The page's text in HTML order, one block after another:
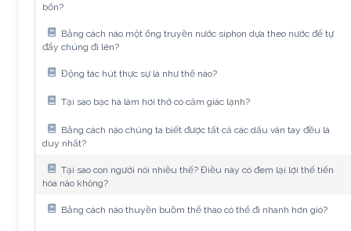
bốn?
Bằng cách nào một ống truyền nước siphon dựa theo nước để tự
đẩy chúng đi lên?
Động tác hút thực sự là như thế nào?
Tại sao bạc hà làm hơi thở có cảm giác lạnh?
Bằng cách nào chúng ta biết được tất cả các dấu vân tay đều là
duy nhất?
Tại sao con người nói nhiều thế? Điều này có đem lại lợi thế tiến
hóa nào không?
Bằng cách nào thuyền buồm thể thao có thể đi nhanh hơn gió?